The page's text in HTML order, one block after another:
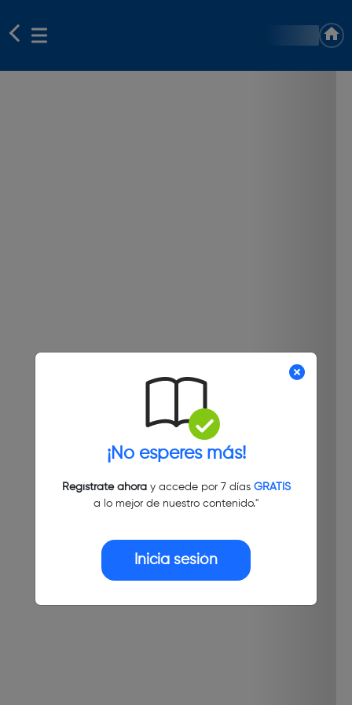
¡No esperes más!
Regístrate ahoray accede por 7 días GRATIS
a lo mejor de nuestro contenido."
Inicia sesión